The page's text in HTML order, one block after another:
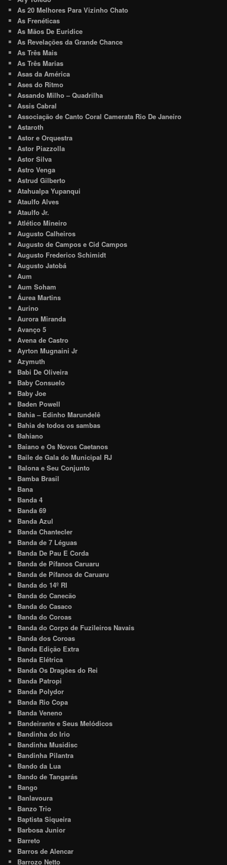
As 20 Melhores Para Vizinho Chato
As Frenéticas
As Mãos De Euridice
As Revelações da Grande Chance
As Três Mais
As Três Marias
Asas da América
Ases do Ritmo
Assando Milho – Quadrilha
Assis Cabral
Associação de Canto Coral Camerata Rio De Janeiro
Astaroth
Astor e Orquestra
Astor Piazzolla
Astor Silva
Astro Venga
Astrud Gilberto
Atahualpa Yupanqui
Ataulfo Alves
Ataulfo Jr.
Atlético Mineiro
Augusto Calheiros
Augusto de Campos e Cid Campos
Augusto Frederico Schimidt
Augusto Jatobá
Aum
Aum Soham
Áurea Martins
Aurino
Aurora Miranda
Avanço 5
Avena de Castro
Ayrton Mugnaini Jr
Azymuth
Babi De Oliveira
Baby Consuelo
Baby Joe
Baden Powell
Bahia – Edinho Marundelê
Bahia de todos os sambas
Bahiano
Baiano e Os Novos Caetanos
Baile de Gala do Municipal RJ
Balona e Seu Conjunto
Bamba Brasil
Bana
Banda 4
Banda 69
Banda Azul
Banda Chantecler
Banda de 7 Léguas
Banda De Pau E Corda
Banda de Pífanos Caruaru
Banda de Pífanos de Caruaru
Banda do 14º RI
Banda do Canecão
Banda do Casaco
Banda do Coroas
Banda do Corpo de Fuzileiros Navais
Banda dos Coroas
Banda Edição Extra
Banda Elétrica
Banda Os Dragões do Rei
Banda Patropi
Banda Polydor
Banda Rio Copa
Banda Veneno
Bandeirante e Seus Melódicos
Bandinha do Irio
Bandinha Musidisc
Bandinha Pilantra
Bando da Lua
Bando de Tangarás
Bango
Banlavoura
Banzo Trio
Baptista Siqueira
Barbosa Junior
Barreto
Barros de Alencar
Barrozo Netto